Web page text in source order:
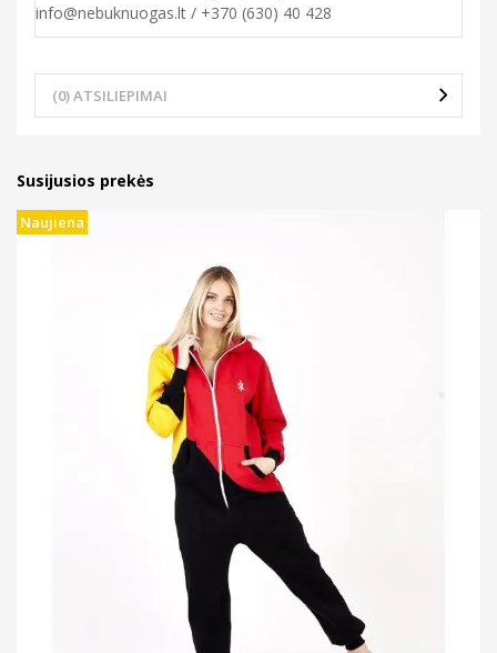
info@nebuknuogas.lt / +370 (630) 40 428
(0) ATSILIEPIMAI
Susijusios prekės
Naujiena